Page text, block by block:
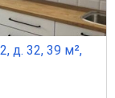
д. 32, 39 м²,